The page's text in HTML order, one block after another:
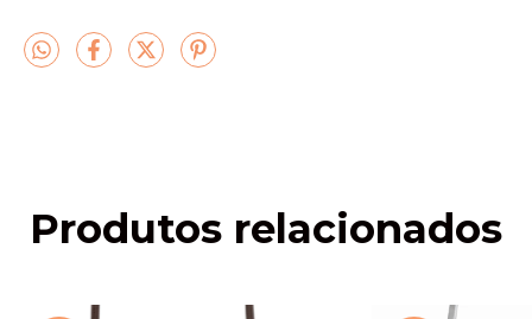
Produtos relacionados